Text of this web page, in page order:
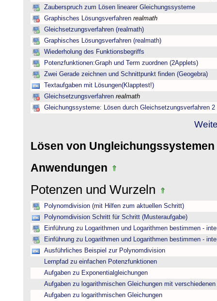
Zauberspruch zum Lösen linearer Gleichungssysteme
Graphisches Lösungsverfahren realmath
Gleichsetzungsverfahren (realmath)
Graphisches Lösungsverfahren (realmath)
Wiederholung des Funktionsbegriffs
Potenzfunktionen:Graph und Term zuordnen (2Applets)
Zwei Gerade zeichnen und Schnittpunkt finden (Geogebra)
Textaufgaben mit Lösungen(Klapptest!)
Gleichsetzungsverfahren realmath
Gleichungssysteme: Lösen durch Gleichsetzungsverfahren 2
Lösen von Ungleichungssystemen
Anwendungen
Potenzen und Wurzeln
Polynomdivision (mit Hilfen zum aktuellen Schritt)
Polynomdivision Schritt für Schritt (Musteraufgabe)
Einführung zu Logarithmen und Logarithmen bestimmen -
Einführung zu Logarithmen und Logarithmen bestimmen -
Ausführliches Beispiel zur Polynomdivision
Lernpfad zu einfachen Potenzfunktionen
Aufgaben zu Exponentialgleichungen
Aufgaben zu logarithmischen Gleichungen mit verschiedenen
Aufgaben zu logarithmischen Gleichungen